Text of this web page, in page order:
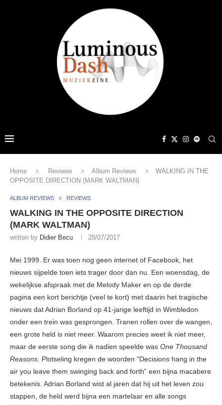
Home Reviews Album Reviews
WALKING IN THE
OPPOSITE DIRECTION (MARK WALTMAN)
ALBUM REVIEWS REVIEWS
WALKING IN THE OPPOSITE DIRECTION
(MARK WALTMAN)
written by Didier Becu 28/07/2017
Mei 1999. Er was toen nog geen internet of Facebook, het
nieuws sijpelde toen iets trager door dan nu. Een woensdag, de
wekelijkse afspraak met de Melody Maker en op de derde
pagina een kort berichtje (veel te kort) met daarin het tragische
nieuws dat Adrian Borland op 41-jarige leeftijd in Wimbledon
onder een trein was gesprongen. Tranen rollen over de wangen,
een grote held is niet meer. Waarom precies weet ik niet meer,
maar de eerste song die ik nadien speelde was One Thousand
Reasons. Plotseling kregen de woorden “Decisions hang in the
air you leave them swinging back and forth” een bijna macabere
betekenis. Adrian Borland wist al jaren dat hij uit het leven zou
stappen, de held werd bijna een martelaar en alle songs